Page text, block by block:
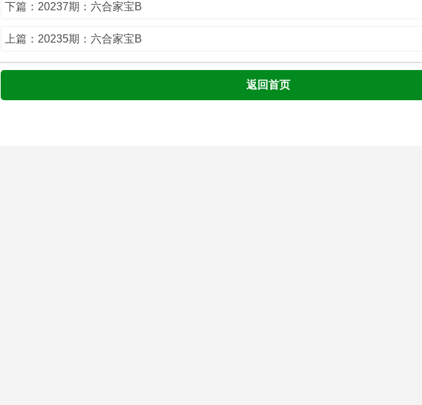
下篇：20237期：六合家宝B
上篇：20235期：六合家宝B
返回首页